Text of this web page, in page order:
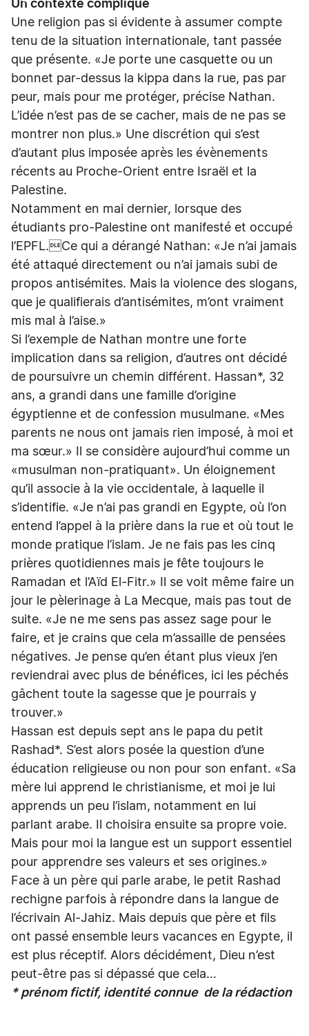
Un contexte compliqué
Une religion pas si évidente à assumer compte
tenu de la situation internationale, tant passée
que présente. «Je porte une casquette ou un
bonnet par-dessus la kippa dans la rue, pas par
peur, mais pour me protéger, précise Nathan.
L’idée n’est pas de se cacher, mais de ne pas se
montrer non plus.» Une discrétion qui s’est
d’autant plus imposée après les évènements
récents au Proche-Orient entre Israël et la
Palestine.
Notamment en mai dernier, lorsque des
étudiants pro-Palestine ont manifesté et occupé
l’EPFL.Ce qui a dérangé Nathan: «Je n’ai jamais
été attaqué directement ou n’ai jamais subi de
propos antisémites. Mais la violence des slogans,
que je qualifierais d’antisémites, m’ont vraiment
mis mal à l’aise.»
Si l’exemple de Nathan montre une forte
implication dans sa religion, d’autres ont décidé
de poursuivre un chemin différent. Hassan*, 32
ans, a grandi dans une famille d’origine
égyptienne et de confession musulmane. «Mes
parents ne nous ont jamais rien imposé, à moi et
ma sœur.» Il se considère aujourd’hui comme un
«musulman non-pratiquant». Un éloignement
qu’il associe à la vie occidentale, à laquelle il
s’identifie. «Je n’ai pas grandi en Egypte, où l’on
entend l’appel à la prière dans la rue et où tout le
monde pratique l’islam. Je ne fais pas les cinq
prières quotidiennes mais je fête toujours le
Ramadan et l’Aïd El-Fitr.» Il se voit même faire un
jour le pèlerinage à La Mecque, mais pas tout de
suite. «Je ne me sens pas assez sage pour le
faire, et je crains que cela m’assaille de pensées
négatives. Je pense qu’en étant plus vieux j’en
reviendrai avec plus de bénéfices, ici les péchés
gâchent toute la sagesse que je pourrais y
trouver.»
Hassan est depuis sept ans le papa du petit
Rashad*. S’est alors posée la question d’une
éducation religieuse ou non pour son enfant. «Sa
mère lui apprend le christianisme, et moi je lui
apprends un peu l’islam, notamment en lui
parlant arabe. Il choisira ensuite sa propre voie.
Mais pour moi la langue est un support essentiel
pour apprendre ses valeurs et ses origines.»
Face à un père qui parle arabe, le petit Rashad
rechigne parfois à répondre dans la langue de
l’écrivain Al-Jahiz. Mais depuis que père et fils
ont passé ensemble leurs vacances en Egypte, il
est plus réceptif. Alors décidément, Dieu n’est
peut-être pas si dépassé que cela…
* prénom fictif, identité connue de la rédaction